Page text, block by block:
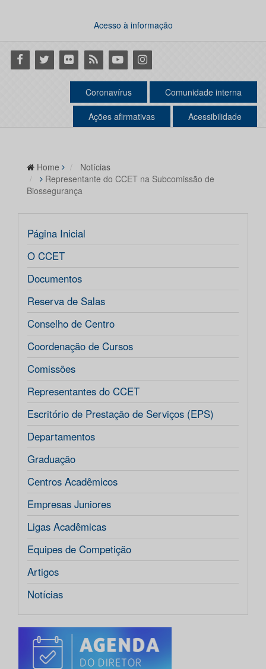
Acesso à informação
Facebook
Twitter Flickr RSS YoutubeInstagram
Coronavírus Comunidade interna
Ações afirmativas Acessibilidade
Home
Notícias
Representante do CCET na Subcomissão de
Biossegurança
Página Inicial
O CCET
Documentos
Reserva de Salas
Conselho de Centro
Coordenação de Cursos
Comissões
Representantes do CCET
Escritório de Prestação de Serviços (EPS)
Departamentos
Graduação
Centros Acadêmicos
Empresas Juniores
Ligas Acadêmicas
Equipes de Competição
Artigos
Notícias